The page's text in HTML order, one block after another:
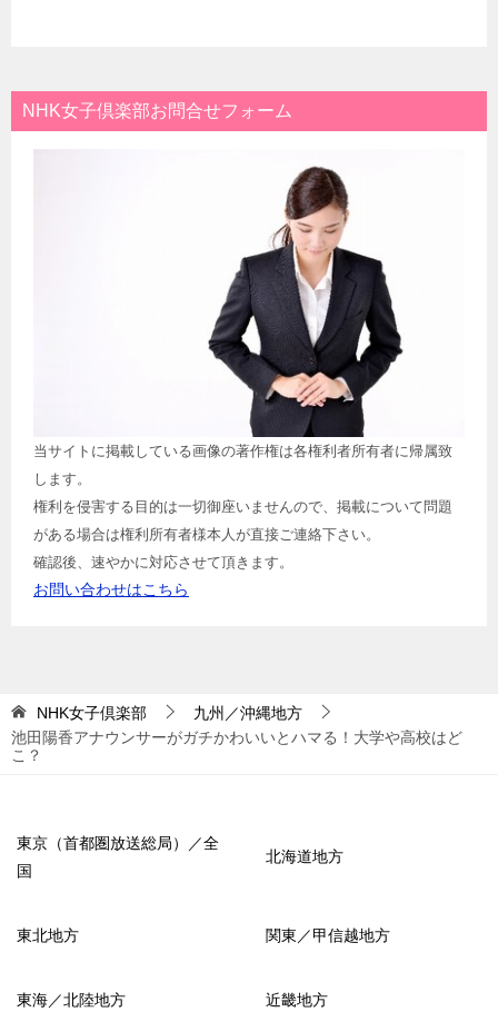
NHK女子倶楽部お問合せフォーム
当サイトに掲載している画像の著作権は各権利者所有者に帰属致
します。
権利を侵害する目的は一切御座いませんので、掲載について問題
がある場合は権利所有者様本人が直接ご連絡下さい。
確認後、速やかに対応させて頂きます。
お問い合わせはこちら
NHK女子倶楽部
九州／沖縄地方
池田陽香アナウンサーがガチかわいいとハマる！大学や高校はど
こ？
東京（首都圏放送総局）／全
国
北海道地方
東北地方 関東／甲信越地方
東海／北陸地方 近畿地方